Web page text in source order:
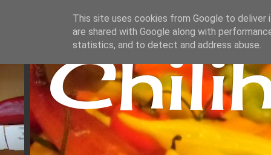
This site uses cookies from Google to deliver
are shared with Google along with
statistics, and to detect and address abuse.